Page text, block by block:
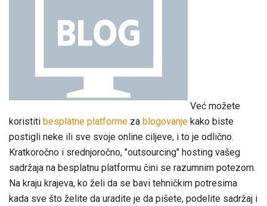
Već možete
koristiti besplatne platforme za blogovanje kako biste
postigli neke ili sve svoje online ciljeve, i to je odlično.
Kratkoročno i srednjoročno, "outsourcing" hosting vašeg
sadržaja na besplatnu platformu čini se razumnim potezom.
Na kraju krajeva, ko želi da se bavi tehničkim potresima
kada sve što želite da uradite je da pišete, podelite sadržaj i